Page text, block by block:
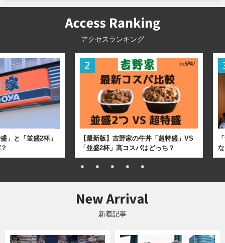
アクセスランキング
」と「並盛2杯」
【最新版】吉野家の牛丼「超特盛」VS
「並盛2杯」高コスパはどっち？
新着記事